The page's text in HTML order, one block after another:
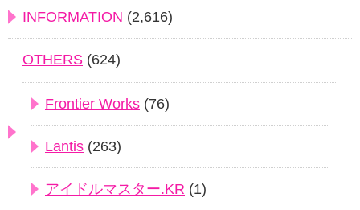
INFORMATION (2,616)
OTHERS (624)
Frontier Works (76)
Lantis (263)
アイドルマスター.KR (1)